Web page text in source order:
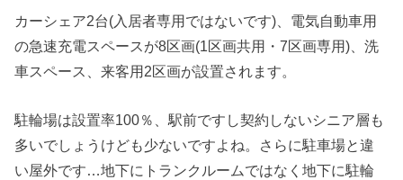
カーシェア2台(入居者専用ではないです)、電気自動車用
の急速充電スペースが8区画(1区画共用・7区画専用)、洗
車スペース、来客用2区画が設置されます。
駐輪場は設置率100％、駅前ですし契約しないシニア層も
多いでしょうけども少ないですよね。さらに駐車場と違
い屋外です…地下にトランクルームではなく地下に駐輪